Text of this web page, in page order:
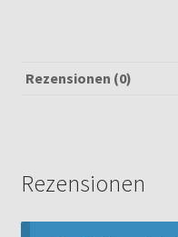
[Digital]
Rezensionen (0)
Rezensionen